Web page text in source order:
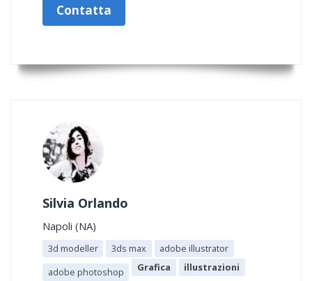
Contatta
Silvia Orlando
Napoli (NA)
3d modeller 3ds max
adobe illustrator
adobe photoshop
Grafica illustrazioni